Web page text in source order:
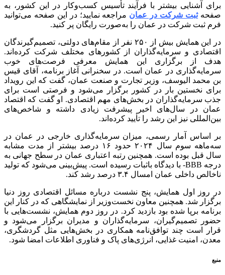
برای آشنایی بیشتر با فرآیند تأسیس کسب‌وکار در این کشور، به
صفحه ثبت شرکت در عمان مراجعه نمایید؛ در این صفحه می‌توانید
فرم ثبت شرکت در عمان را به‌صورت رایگان پر کنید.
در این همایش بیش از ۲۵۰ نفر از مقام‌های دولتی، تصمیم‌گیرندگان
اقتصادی و سرمایه‌گذاران از کشورهای مختلف شرکت کرده‌اند.
هدف از برگزاری این همایش معرفی فرصت‌های خوب
سرمایه‌گذاری در عمان است. در سخنرانی آغاز برنامه، آقای قیس
بن محمد الیوسف، وزیر تجارت و صنعت عمان، گفت که این رویداد
برای نخستین بار در کشور برگزار می‌شود و فرصتی است برای
جذب سرمایه‌گذاران در بخش‌های مهم اقتصادی. او گفت که اقتصاد
عمان در سال‌های اخیر پیشرفت زیادی داشته و شاخص‌های
بین‌المللی نیز این رشد را تأیید کرده‌اند.
بر اساس آمار رسمی، میزان سرمایه‌گذاری خارجی در عمان در
سه‌ماهه سوم سال ۲۰۲۴ حدود ۱۶ درصد بیشتر از مدت مشابه
سال قبل بوده است. همچنین رتبه اعتباری عمان در سطح جهانی به
درجه BBB- با دیدگاه باثبات رسیده است. پیش‌بینی می‌شود که تولید
ناخالص داخلی عمان امسال ۳.۴ درصد رشد کند.
در روز اول همایش، پنج نشست درباره مسائل اقتصادی روز دنیا
برگزار شد. همچنین معاون نخست‌وزیر از نمایشگاهی که در کنار این
برنامه برپا شده بود بازدید کرد. در روز دوم همایش، نشست‌هایی با
حضور تصمیم‌گیران، سرمایه‌گذاران و مدیران برگزار می‌شود و
قرار است چند توافق‌نامه همکاری در بخش‌هایی مثل گردشگری،
معدن، امنیت غذایی، انرژی‌های پاک و فناوری اطلاعات امضا شود.
منبع